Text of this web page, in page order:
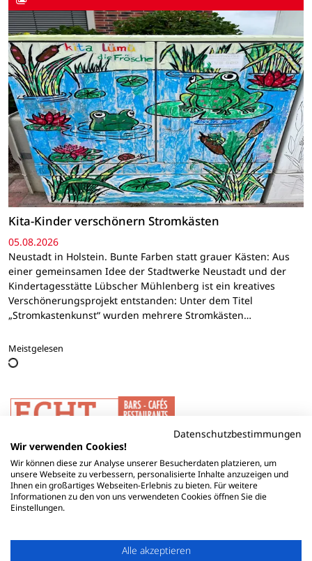
Kita-Kinder verschönern Stromkästen
05.08.2026
Neustadt in Holstein. Bunte Farben statt grauer Kästen: Aus
einer gemeinsamen Idee der Stadtwerke Neustadt und der
Kindertagesstätte Lübscher Mühlenberg ist ein kreatives
Verschönerungsprojekt entstanden: Unter dem Titel
„Stromkastenkunst“ wurden mehrere Stromkästen…
Meistgelesen
Datenschutzbestimmungen
Wir verwenden Cookies!
Wir können diese zur Analyse unserer Besucherdaten platzieren, um
unsere Webseite zu verbessern, personalisierte Inhalte anzuzeigen und
Ihnen ein großartiges Webseiten-Erlebnis zu bieten. Für weitere
Informationen zu den von uns verwendeten Cookies öffnen Sie die
Einstellungen.
Alle akzeptieren